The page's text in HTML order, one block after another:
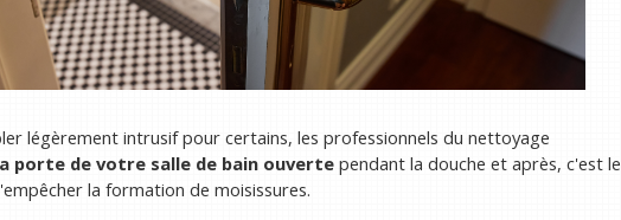
légèrement intrusif pour certains, les professionnels du nettoyage
porte de votre salle de bain ouverte pendant la douche et après, c'est le
la formation de moisissures.